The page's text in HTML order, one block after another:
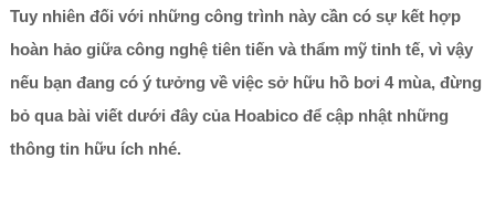
Tuy nhiên đối với những công trình này cần có sự kết hợp
hoàn hảo giữa công nghệ tiên tiến và thẩm mỹ tinh tế, vì vậy
nếu bạn đang có ý tưởng về việc sở hữu hồ bơi 4 mùa, đừng
bỏ qua bài viết dưới đây của Hoabico để cập nhật những
thông tin hữu ích nhé.